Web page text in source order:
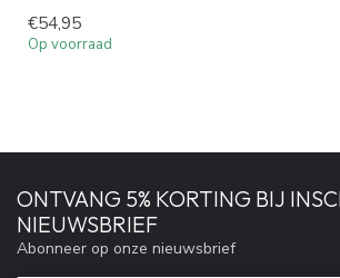
€54,95
Op voorraad
ONTVANG 5% KORTING BIJ
NIEUWSBRIEF
Abonneer op onze nieuwsbrief